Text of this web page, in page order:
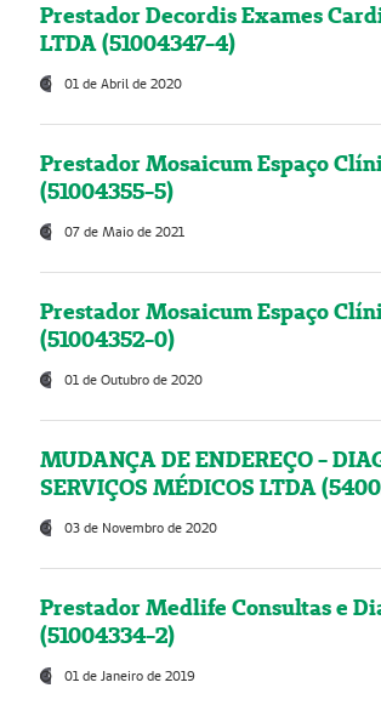
Prestador Decordis Exames
LTDA (51004347-4)
01 de Abril de 2020
Prestador Mosaicum Espaço
(51004355-5)
07 de Maio de 2021
Prestador Mosaicum Espaço
(51004352-0)
01 de Outubro de 2020
MUDANÇA DE ENDEREÇO -
SERVIÇOS MÉDICOS LTDA
03 de Novembro de 2020
Prestador Medlife Consultas e
(51004334-2)
01 de Janeiro de 2019